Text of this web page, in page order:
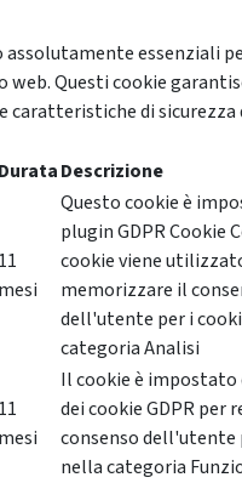
assolutamente essenziali
Questi cookie
caratteristiche di sicurezza
DurataDescrizione
11
mesi
Questo cookie è
plugin GDPR Cookie
cookie viene
memorizzare il
dell'utente per i
categoria Analisi
11
mesi
Il cookie è impostato
dei cookie GDPR per
consenso dell'utente
nella categoria